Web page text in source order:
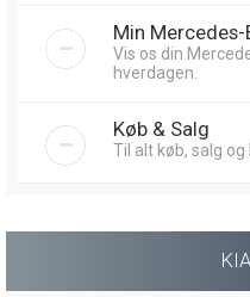
Min Mercedes-
Vis os din
hverdagen.
Køb & Salg
Til alt køb, salg